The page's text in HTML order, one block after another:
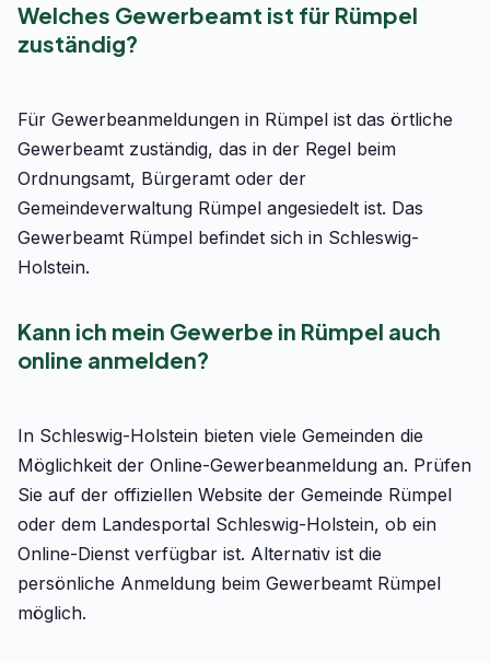
Welches Gewerbeamt ist für Rümpel
zuständig?
Für Gewerbeanmeldungen in Rümpel ist das örtliche
Gewerbeamt zuständig, das in der Regel beim
Ordnungsamt, Bürgeramt oder der
Gemeindeverwaltung Rümpel angesiedelt ist. Das
Gewerbeamt Rümpel befindet sich in Schleswig-
Holstein.
Kann ich mein Gewerbe in Rümpel auch
online anmelden?
In Schleswig-Holstein bieten viele Gemeinden die
Möglichkeit der Online-Gewerbeanmeldung an. Prüfen
Sie auf der offiziellen Website der Gemeinde Rümpel
oder dem Landesportal Schleswig-Holstein, ob ein
Online-Dienst verfügbar ist. Alternativ ist die
persönliche Anmeldung beim Gewerbeamt Rümpel
möglich.